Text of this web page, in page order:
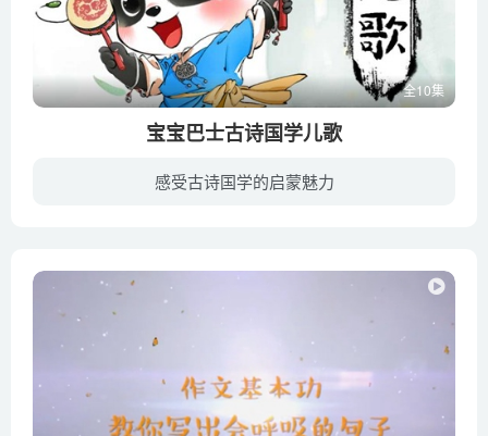
全10集
宝宝巴士古诗国学儿歌
感受古诗国学的启蒙魅力